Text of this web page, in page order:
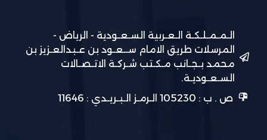
الـمـمـلـكـة الـعـربية السـعـودية - الرياض -
المرسلات طريق الامام ســعـود بن عـبدالعـزيز بن
محمد بـجـانب مـكـتب شـركـة الاتـصـالات
السـعـوديـة.
ص . ب : 105230 الـرمـز الـبـريـدي : 11646